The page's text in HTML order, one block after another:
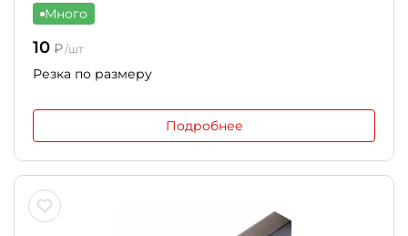
Много
10 ₽/шт
Резка по размеру
Подробнее